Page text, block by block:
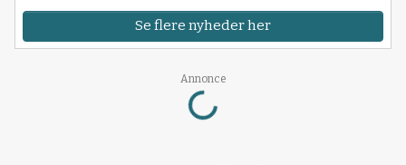
Se flere nyheder her
Annonce
Loading...